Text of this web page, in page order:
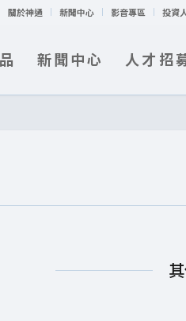
關於神通 新聞中心 影音專區 投資
新聞中心 人才招